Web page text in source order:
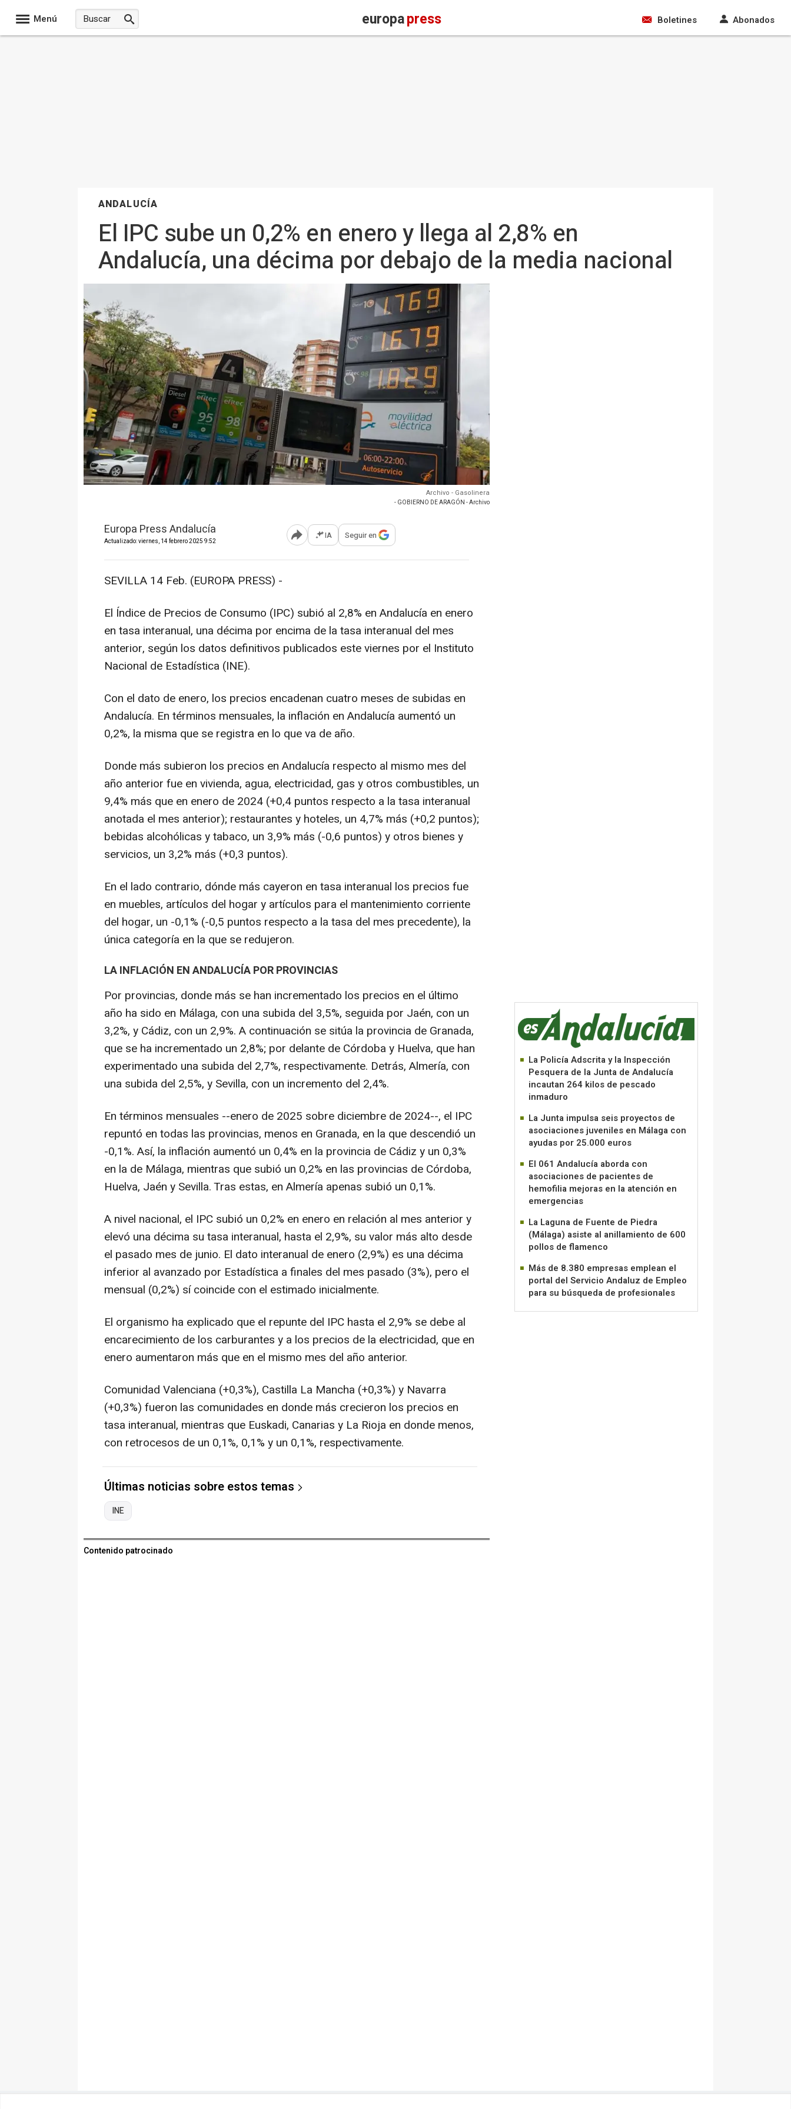
Menú europapress Boletines Abonados
ANDALUCÍA
El IPC sube un 0,2% en enero y llega al 2,8% en
Andalucía, una décima por debajo de la media nacional
Archivo - Gasolinera
- GOBIERNO DE ARAGÓN - Archivo
Europa Press Andalucía
Actualizado: viernes, 14 febrero 2025 9:52 Abrir opciones para compartir
IA Seguir en
SEVILLA 14 Feb. (EUROPA PRESS) -
El Índice de Precios de Consumo (IPC) subió al 2,8% en Andalucía en enero
en tasa interanual, una décima por encima de la tasa interanual del mes
anterior, según los datos definitivos publicados este viernes por el Instituto
Nacional de Estadística (INE).
Con el dato de enero, los precios encadenan cuatro meses de subidas en
Andalucía. En términos mensuales, la inflación en Andalucía aumentó un
0,2%, la misma que se registra en lo que va de año.
Donde más subieron los precios en Andalucía respecto al mismo mes del
año anterior fue en vivienda, agua, electricidad, gas y otros combustibles, un
9,4% más que en enero de 2024 (+0,4 puntos respecto a la tasa interanual
anotada el mes anterior); restaurantes y hoteles, un 4,7% más (+0,2 puntos);
bebidas alcohólicas y tabaco, un 3,9% más (-0,6 puntos) y otros bienes y
servicios, un 3,2% más (+0,3 puntos).
En el lado contrario, dónde más cayeron en tasa interanual los precios fue
en muebles, artículos del hogar y artículos para el mantenimiento corriente
del hogar, un -0,1% (-0,5 puntos respecto a la tasa del mes precedente), la
única categoría en la que se redujeron.
LA INFLACIÓN EN ANDALUCÍA POR PROVINCIAS
Por provincias, donde más se han incrementado los precios en el último
año ha sido en Málaga, con una subida del 3,5%, seguida por Jaén, con un
3,2%, y Cádiz, con un 2,9%. A continuación se sitúa la provincia de Granada,
que se ha incrementado un 2,8%; por delante de Córdoba y Huelva, que han
experimentado una subida del 2,7%, respectivamente. Detrás, Almería, con
una subida del 2,5%, y Sevilla, con un incremento del 2,4%.
En términos mensuales --enero de 2025 sobre diciembre de 2024--, el IPC
repuntó en todas las provincias, menos en Granada, en la que descendió un
-0,1%. Así, la inflación aumentó un 0,4% en la provincia de Cádiz y un 0,3%
en la de Málaga, mientras que subió un 0,2% en las provincias de Córdoba,
Huelva, Jaén y Sevilla. Tras estas, en Almería apenas subió un 0,1%.
A nivel nacional, el IPC subió un 0,2% en enero en relación al mes anterior y
elevó una décima su tasa interanual, hasta el 2,9%, su valor más alto desde
el pasado mes de junio. El dato interanual de enero (2,9%) es una décima
inferior al avanzado por Estadística a finales del mes pasado (3%), pero el
mensual (0,2%) sí coincide con el estimado inicialmente.
El organismo ha explicado que el repunte del IPC hasta el 2,9% se debe al
encarecimiento de los carburantes y a los precios de la electricidad, que en
enero aumentaron más que en el mismo mes del año anterior.
Comunidad Valenciana (+0,3%), Castilla La Mancha (+0,3%) y Navarra
(+0,3%) fueron las comunidades en donde más crecieron los precios en
tasa interanual, mientras que Euskadi, Canarias y La Rioja en donde menos,
con retrocesos de un 0,1%, 0,1% y un 0,1%, respectivamente.
Últimas noticias sobre estos temas
INE
Contenido patrocinado
La Policía Adscrita y la Inspección
Pesquera de la Junta de Andalucía
incautan 264 kilos de pescado
inmaduro
La Junta impulsa seis proyectos de
asociaciones juveniles en Málaga con
ayudas por 25.000 euros
El 061 Andalucía aborda con
asociaciones de pacientes de
hemofilia mejoras en la atención en
emergencias
La Laguna de Fuente de Piedra
(Málaga) asiste al anillamiento de 600
pollos de flamenco
Más de 8.380 empresas emplean el
portal del Servicio Andaluz de Empleo
para su búsqueda de profesionales